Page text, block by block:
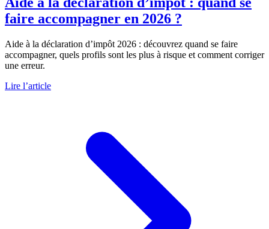
faire accompagner en 2026 ?
Aide à la déclaration d’impôt 2026 : découvrez quand se faire
accompagner, quels profils sont les plus à risque et comment corriger
une erreur.
Lire l’article